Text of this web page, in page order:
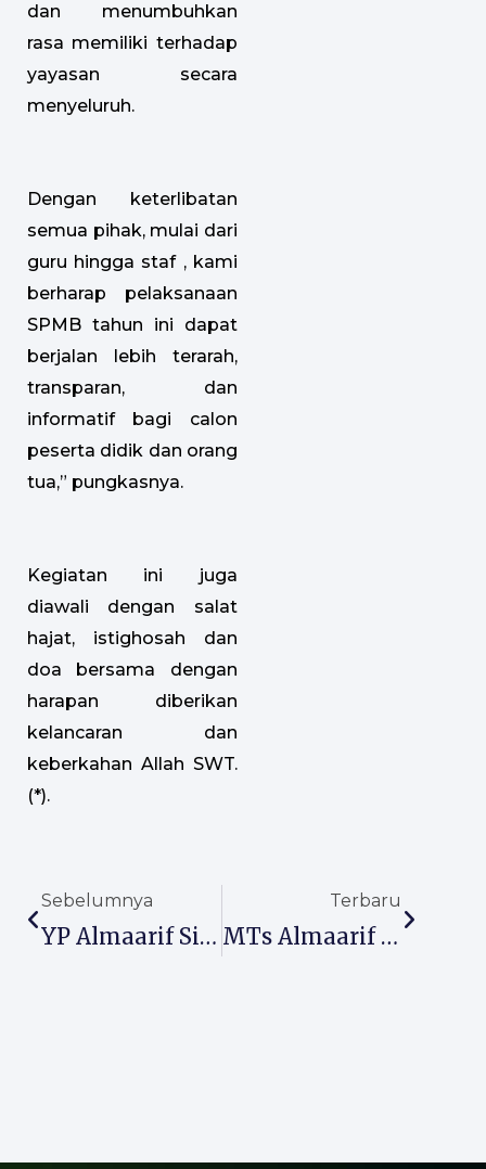
dan menumbuhkan
rasa memiliki terhadap
yayasan secara
menyeluruh.
Dengan keterlibatan
semua pihak, mulai dari
guru hingga staf , kami
berharap pelaksanaan
SPMB tahun ini dapat
berjalan lebih terarah,
transparan, dan
informatif bagi calon
peserta didik dan orang
tua,” pungkasnya.
Kegiatan ini juga
diawali dengan salat
hajat, istighosah dan
doa bersama dengan
harapan diberikan
kelancaran dan
keberkahan Allah SWT.
(*).
Sebelumnya
YP Almaarif Singosari Cetak Rekor MURI
Terbaru
MTs Almaarif 01 Singosari Gelar AKSI XIII 2025 Dengan Meriah, Cetak Ribuan Siswa Berprestasi